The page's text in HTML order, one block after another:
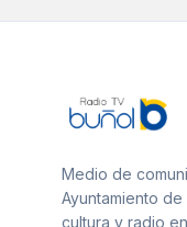
Medio de
Ayuntamiento de
cultura y radio